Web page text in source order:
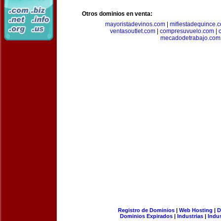
Otros dominios en venta:
mayoristadevinos.com
ventasoutlet.com
compresuvuelo.com
mecadodetrabajo.com
Registro de Dominios| Web Hosting |
Dominios Expirados | Industrias |